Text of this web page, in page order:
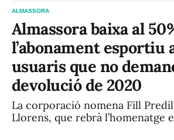
ALMASSORA
Almassora baixa al
l’abonament esportiu
usuaris que no
devolució de 2020
La corporació nomena Fill
Llorens, que rebrà l’homenatge